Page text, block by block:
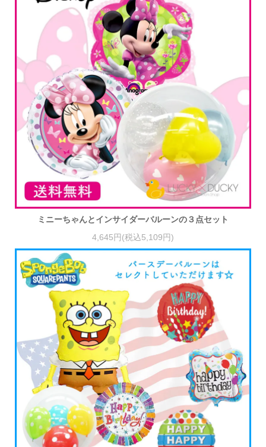
ミニーちゃんとインサイダーバルーンの３点セット
4,645円(税込5,109円)